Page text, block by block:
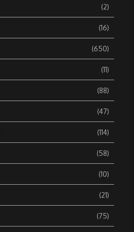
(2)
(16)
(650)
(11)
(88)
(47)
(114)
(58)
(10)
(21)
(75)